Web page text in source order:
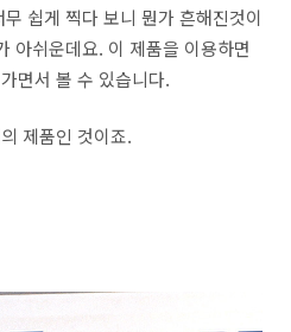
쉽게 찍다 보니 뭔가 흔해진것이
아쉬운데요. 이 제품을 이용하면
면서 볼 수 있습니다.
제품인 것이죠.